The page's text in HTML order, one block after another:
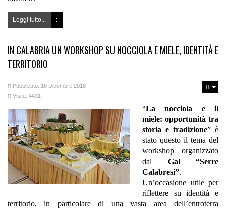
Leggi tutto...
IN CALABRIA UN WORKSHOP SU NOCCIOLA E MIELE, IDENTITÀ E
TERRITORIO
Pubblicato: 16 Dicembre 2018
Visite: 4431
“La nocciola e il
miele: opportunità tra
storia e tradizione” è
stato questo il tema del
workshop organizzato
dal Gal “Serre
Calabresi”.
Un’occasione utile per
riflettere su identità e
territorio, in particolare di una vasta area dell’entroterra